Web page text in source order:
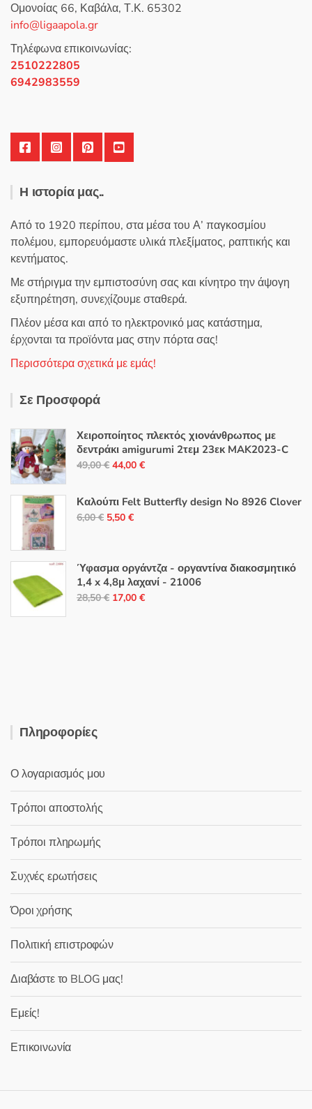
α
π
ό
5
Ομονοίας 66, Καβάλα, Τ.Κ. 65302
info@ligaapola.gr
Τηλέφωνα επικοινωνίας:
2510222805
6942983559
Η ιστορία μας..
Από το 1920 περίπου, στα μέσα του Α’ παγκοσμίου
πολέμου, εμπορευόμαστε υλικά πλεξίματος, ραπτικής και
κεντήματος.
Με στήριγμα την εμπιστοσύνη σας και κίνητρο την άψογη
εξυπηρέτηση, συνεχίζουμε σταθερά.
Πλέον μέσα και από το ηλεκτρονικό μας κατάστημα,
έρχονται τα προϊόντα μας στην πόρτα σας!
Περισσότερα σχετικά με εμάς!
Σε Προσφορά
Χειροποίητος πλεκτός χιονάνθρωπος με
δεντράκι amigurumi 2τεμ 23εκ MAK2023-C
49,00€ Original
was:
49,00 €.
44,00 €Η
τιμή
Καλούπι Felt Butterfly design No 8926 Clover
6,00€ Original
6,00 €.
5,50 €Η
είναι:
5,50 €.
Ύφασμα οργάντζα - οργαντίνα διακοσμητικό
1,4 x 4,8μ λαχανί - 21006
28,50€ Original
17,00 €Η
Πληροφορίες
Ο λογαριασμός μου
Τρόποι αποστολής
Τρόποι πληρωμής
Συχνές ερωτήσεις
Όροι χρήσης
Πολιτική επιστροφών
Διαβάστε το BLOG μας!
Εμείς!
Επικοινωνία